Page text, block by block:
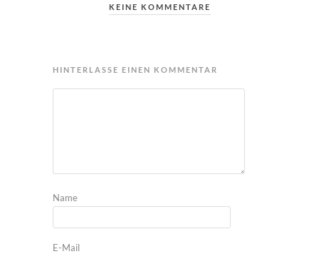
KEINE KOMMENTARE
HINTERLASSE EINEN KOMMENTAR
Name
E-Mail